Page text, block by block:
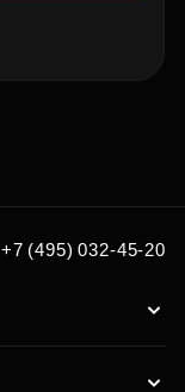
+7 (495) 032-45-20